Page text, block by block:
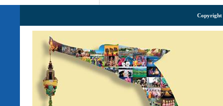
Copyright